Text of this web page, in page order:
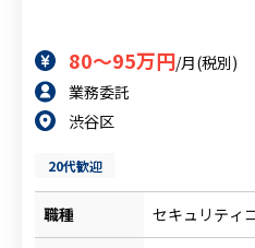
80～95万円/月(税別)
業務委託
渋谷区
20代歓迎
職種 セキュリティ